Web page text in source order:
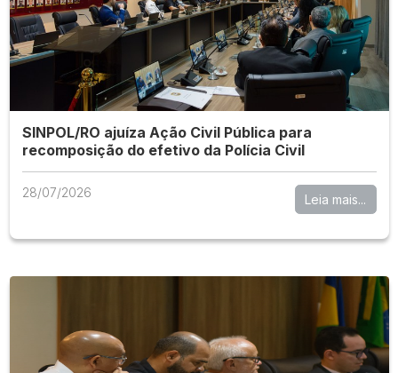
SINPOL/RO ajuíza Ação Civil Pública para
recomposição do efetivo da Polícia Civil
28/07/2026 Leia mais...